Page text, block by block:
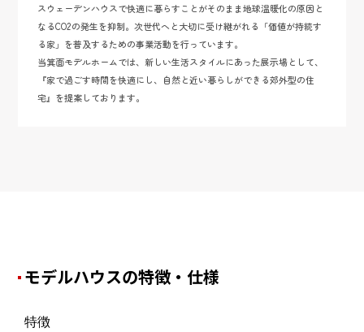
スウェーデンハウスで快適に暮らすことがそのまま地球温暖化の原因と
なるCO2の発生を抑制。次世代へと大切に受け継がれる「価値が持続す
る家」を普及するための事業活動を行っています。
当箕面モデルホームでは、新しい生活スタイルにあった展示場として、
『家で過ごす時間を快適にし、自然と近い暮らしができる郊外型の住
宅』を提案しております。
モデルハウスの特徴・仕様
特徴